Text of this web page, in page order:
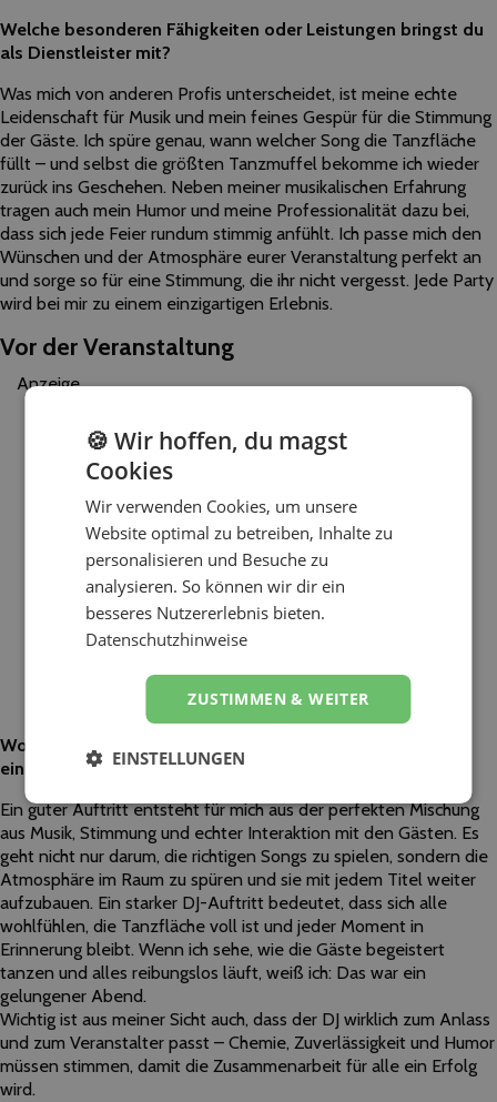
Welche besonderen Fähigkeiten oder Leistungen bringst du
als Dienstleister mit?
Was mich von anderen Profis unterscheidet, ist meine echte
Leidenschaft für Musik und mein feines Gespür für die Stimmung
der Gäste. Ich spüre genau, wann welcher Song die Tanzfläche
füllt – und selbst die größten Tanzmuffel bekomme ich wieder
zurück ins Geschehen. Neben meiner musikalischen Erfahrung
tragen auch mein Humor und meine Professionalität dazu bei,
dass sich jede Feier rundum stimmig anfühlt. Ich passe mich den
Wünschen und der Atmosphäre eurer Veranstaltung perfekt an
und sorge so für eine Stimmung, die ihr nicht vergesst. Jede Party
wird bei mir zu einem einzigartigen Erlebnis.
Vor der Veranstaltung
Anzeige
Worauf sollten Kunden besonders achten, wenn sie nach
einem Dienstleister wie dir für ihre Veranstaltung suchen?
Ein guter Auftritt entsteht für mich aus der perfekten Mischung
aus Musik, Stimmung und echter Interaktion mit den Gästen. Es
geht nicht nur darum, die richtigen Songs zu spielen, sondern die
Atmosphäre im Raum zu spüren und sie mit jedem Titel weiter
aufzubauen. Ein starker DJ-Auftritt bedeutet, dass sich alle
wohlfühlen, die Tanzfläche voll ist und jeder Moment in
Erinnerung bleibt. Wenn ich sehe, wie die Gäste begeistert
tanzen und alles reibungslos läuft, weiß ich: Das war ein
gelungener Abend.
Wichtig ist aus meiner Sicht auch, dass der DJ wirklich zum Anlass
und zum Veranstalter passt – Chemie, Zuverlässigkeit und Humor
müssen stimmen, damit die Zusammenarbeit für alle ein Erfolg
wird.
🍪 Wir hoffen, du magst
Cookies
Wir verwenden Cookies, um unsere
Website optimal zu betreiben, Inhalte zu
personalisieren und Besuche zu
analysieren. So können wir dir ein
besseres Nutzererlebnis bieten.
Datenschutzhinweise
ZUSTIMMEN & WEITER
EINSTELLUNGEN